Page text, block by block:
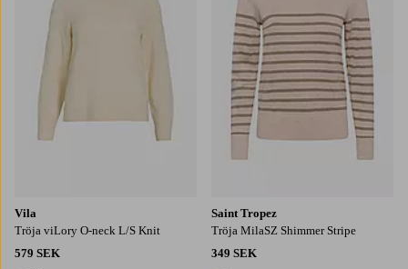
Vila
Tröja viLory O-neck L/S Knit
579 SEK
Saint Tropez
Tröja MilaSZ Shimmer Stripe
349 SEK